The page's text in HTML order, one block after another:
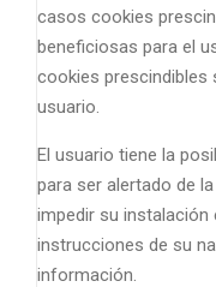
casos cookies
beneficiosas para el
cookies prescindibles
usuario.
El usuario tiene la
para ser alertado de
impedir su instalación
instrucciones de su
información.